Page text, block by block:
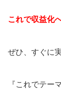
これで収益化
ぜひ、すぐに
『これでテー